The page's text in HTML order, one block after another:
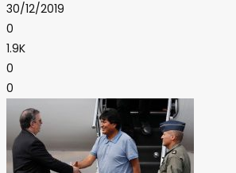
30/12/2019
0
1.9K
0
0